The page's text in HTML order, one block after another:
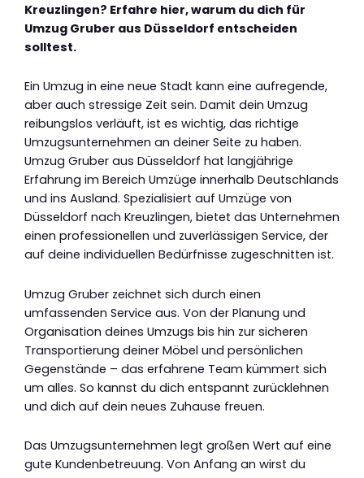
Kreuzlingen? Erfahre hier, warum du dich für
Umzug Gruber aus Düsseldorf entscheiden
solltest.
Ein Umzug in eine neue Stadt kann eine aufregende,
aber auch stressige Zeit sein. Damit dein Umzug
reibungslos verläuft, ist es wichtig, das richtige
Umzugsunternehmen an deiner Seite zu haben.
Umzug Gruber aus Düsseldorf hat langjährige
Erfahrung im Bereich Umzüge innerhalb Deutschlands
und ins Ausland. Spezialisiert auf Umzüge von
Düsseldorf nach Kreuzlingen, bietet das Unternehmen
einen professionellen und zuverlässigen Service, der
auf deine individuellen Bedürfnisse zugeschnitten ist.
Umzug Gruber zeichnet sich durch einen
umfassenden Service aus. Von der Planung und
Organisation deines Umzugs bis hin zur sicheren
Transportierung deiner Möbel und persönlichen
Gegenstände – das erfahrene Team kümmert sich
um alles. So kannst du dich entspannt zurücklehnen
und dich auf dein neues Zuhause freuen.
Das Umzugsunternehmen legt großen Wert auf eine
gute Kundenbetreuung. Von Anfang an wirst du